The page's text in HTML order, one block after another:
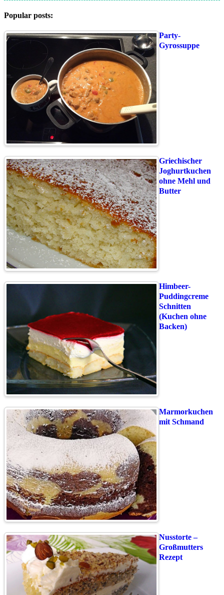
Popular posts:
Party-
Gyrossuppe
Griechischer
Joghurtkuchen
ohne Mehl und
Butter
Himbeer-
Puddingcreme
Schnitten
(Kuchen ohne
Backen)
Marmorkuchen
mit Schmand
Nusstorte –
Großmutters
Rezept